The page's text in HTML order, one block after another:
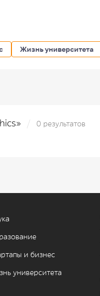
Жизнь университета
0 результатов
и бизнес
университета